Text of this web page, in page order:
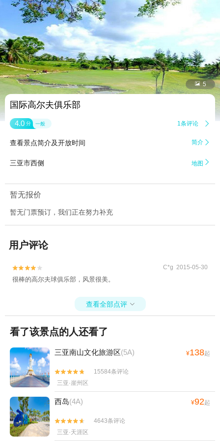
 5
国际高尔夫俱乐部
4.0 分 一般 1条评论 
查看景点简介及开放时间 简介 
三亚市西侧 地图 
暂无报价
暂无门票预订，我们正在努力补充
用户评论

 C*g 2015-05-30
很棒的高尔夫球俱乐部，风景很美。
查看全部点评 
看了该景点的人还看了
三亚南山文化旅游区(5A) ¥138起


15584条评论
三亚·崖州区
西岛(4A) ¥92起


4643条评论
三亚·天涯区